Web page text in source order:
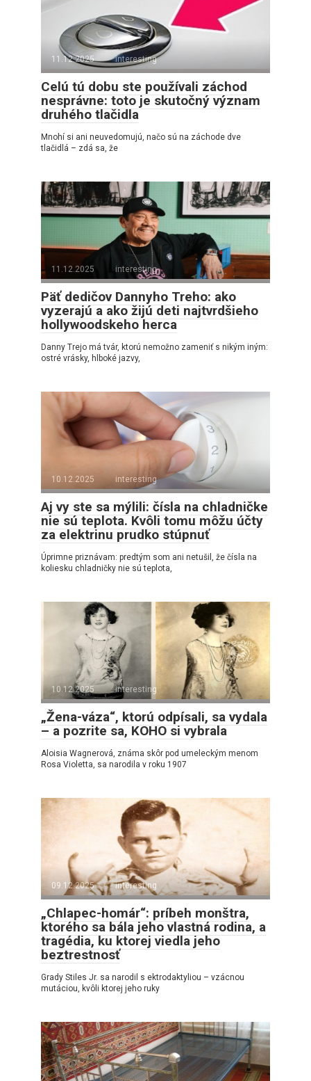
11.12.2025 interesting
Celú tú dobu ste používali záchod
nesprávne: toto je skutočný význam
druhého tlačidla
Mnohí si ani neuvedomujú, načo sú na záchode dve
tlačidlá – zdá sa, že
11.12.2025 interesting
Päť dedičov Dannyho Treho: ako
vyzerajú a ako žijú deti najtvrdšieho
hollywoodskeho herca
Danny Trejo má tvár, ktorú nemožno zameniť s nikým iným:
ostré vrásky, hlboké jazvy,
10.12.2025 interesting
Aj vy ste sa mýlili: čísla na chladničke
nie sú teplota. Kvôli tomu môžu účty
za elektrinu prudko stúpnuť
Úprimne priznávam: predtým som ani netušil, že čísla na
koliesku chladničky nie sú teplota,
10.12.2025 interesting
„Žena-váza“, ktorú odpísali, sa vydala
– a pozrite sa, KOHO si vybrala
Aloisia Wagnerová, známa skôr pod umeleckým menom
Rosa Violetta, sa narodila v roku 1907
09.12.2025 interesting
„Chlapec-homár“: príbeh monštra,
ktorého sa bála jeho vlastná rodina, a
tragédia, ku ktorej viedla jeho
beztrestnosť
Grady Stiles Jr. sa narodil s ektrodaktyliou – vzácnou
mutáciou, kvôli ktorej jeho ruky